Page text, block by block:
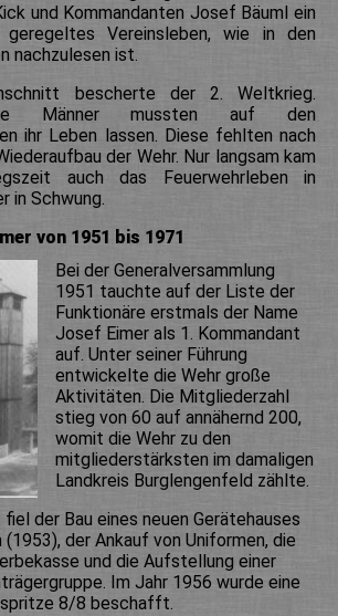
und Kommandanten Josef Bäuml ein
Vereinsleben, wie in den
nachzulesen ist.
bescherte der 2. Weltkrieg.
Männer mussten auf den
ihr Leben lassen. Diese fehlten nach
der Wehr. Nur langsam kam
auch das Feuerwehrleben in
in Schwung.
von 1951 bis 1971
Bei der Generalversammlung
1951 tauchte auf der Liste der
Funktionäre erstmals der Name
Josef Eimer als 1. Kommandant
auf. Unter seiner Führung
entwickelte die Wehr große
Aktivitäten. Die Mitgliederzahl
stieg von 60 auf annähernd 200,
womit die Wehr zu den
mitgliederstärksten im damaligen
Landkreis Burglengenfeld zählte.
der Bau eines neuen Gerätehauses
der Ankauf von Uniformen, die
und die Aufstellung einer
Im Jahr 1956 wurde eine
8/8 beschafft.